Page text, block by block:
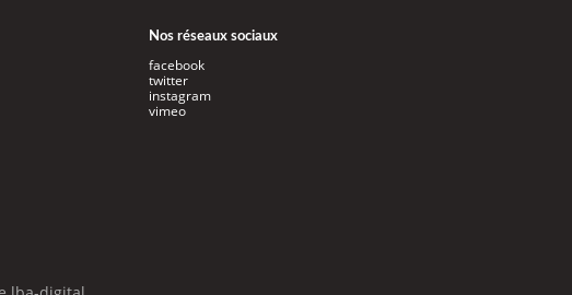
Nos réseaux sociaux
facebook
twitter
instagram
vimeo